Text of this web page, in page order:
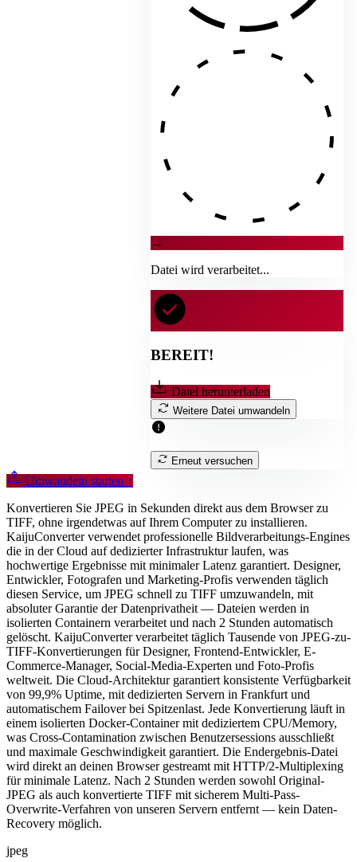
→
Datei wird verarbeitet...
BEREIT!
Datei herunterladen
Weitere Datei umwandeln
Erneut versuchen
Umwandeln starten ↑
Konvertieren Sie JPEG in Sekunden direkt aus dem Browser zu
TIFF, ohne irgendetwas auf Ihrem Computer zu installieren.
KaijuConverter verwendet professionelle Bildverarbeitungs-Engines
die in der Cloud auf dedizierter Infrastruktur laufen, was
hochwertige Ergebnisse mit minimaler Latenz garantiert. Designer,
Entwickler, Fotografen und Marketing-Profis verwenden täglich
diesen Service, um JPEG schnell zu TIFF umzuwandeln, mit
absoluter Garantie der Datenprivatheit — Dateien werden in
isolierten Containern verarbeitet und nach 2 Stunden automatisch
gelöscht. KaijuConverter verarbeitet täglich Tausende von JPEG-zu-
TIFF-Konvertierungen für Designer, Frontend-Entwickler, E-
Commerce-Manager, Social-Media-Experten und Foto-Profis
weltweit. Die Cloud-Architektur garantiert konsistente Verfügbarkeit
von 99,9% Uptime, mit dedizierten Servern in Frankfurt und
automatischem Failover bei Spitzenlast. Jede Konvertierung läuft in
einem isolierten Docker-Container mit dediziertem CPU/Memory,
was Cross-Contamination zwischen Benutzersessions ausschließt
und maximale Geschwindigkeit garantiert. Die Endergebnis-Datei
wird direkt an deinen Browser gestreamt mit HTTP/2-Multiplexing
für minimale Latenz. Nach 2 Stunden werden sowohl Original-
JPEG als auch konvertierte TIFF mit sicherem Multi-Pass-
Overwrite-Verfahren von unseren Servern entfernt — kein Daten-
Recovery möglich.
jpeg